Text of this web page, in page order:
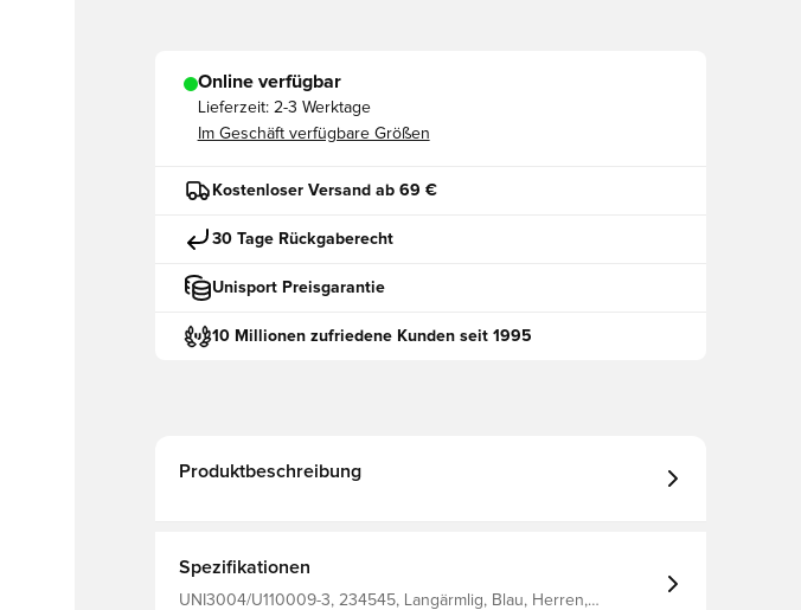
Online verfügbar
Lieferzeit: 2-3 Werktage
Im Geschäft verfügbare Größen
Kostenloser Versand ab 69 €
30 Tage Rückgaberecht
Unisport Preisgarantie
10 Millionen zufriedene Kunden seit 1995
Produktbeschreibung
Spezifikationen
UNI3004/U110009-3, 234545, Langärmlig, Blau, Herren,